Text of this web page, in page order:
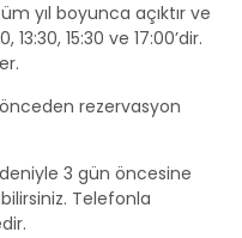
yıl boyunca açıktır ve
15:30 ve 17:00’dir.
rezervasyon
3 gün öncesine
Telefonla